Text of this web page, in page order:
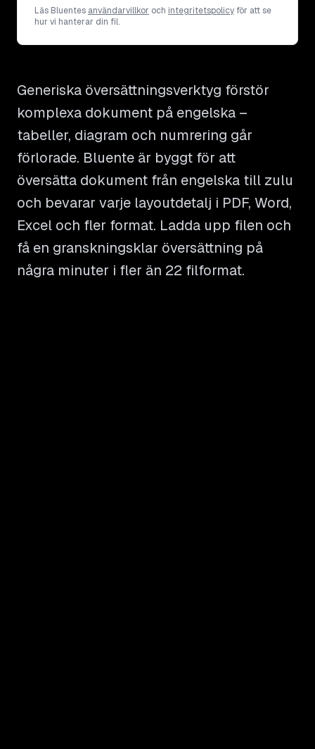
Läs Bluentes användarvillkor och integritetspolicy för att se
hur vi hanterar din fil.
Generiska översättningsverktyg förstör
komplexa dokument på engelska –
tabeller, diagram och numrering går
förlorade. Bluente är byggt för att
översätta dokument från engelska till zulu
och bevarar varje layoutdetalj i PDF, Word,
Excel och fler format. Ladda upp filen och
få en granskningsklar översättning på
några minuter i fler än 22 filformat.